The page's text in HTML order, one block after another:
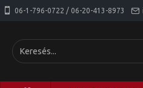
06-1-796-0722 / 06-20-413-8973